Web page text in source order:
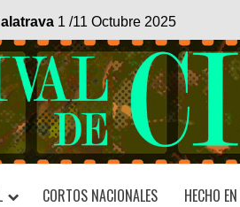
1 /11 Octubre 2025
CORTOS NACIONALES HECHO